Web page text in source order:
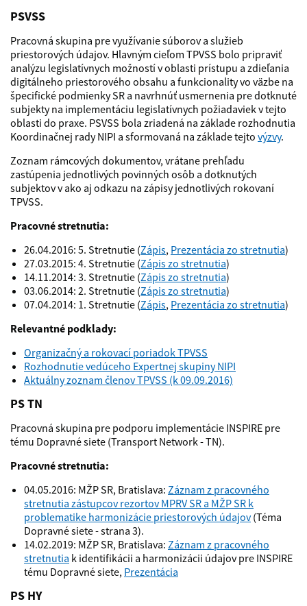
PSVSS
Pracovná skupina pre využívanie súborov a služieb
priestorových údajov. Hlavným cieľom TPVSS bolo pripraviť
analýzu legislatívnych možností v oblasti prístupu a zdieľania
digitálneho priestorového obsahu a funkcionality vo väzbe na
špecifické podmienky SR a navrhnúť usmernenia pre dotknuté
subjekty na implementáciu legislatívnych požiadaviek v tejto
oblasti do praxe. PSVSS bola zriadená na základe rozhodnutia
Koordinačnej rady NIPI a sformovaná na základe tejto výzvy.
Zoznam rámcových dokumentov, vrátane prehľadu
zastúpenia jednotlivých povinných osôb a dotknutých
subjektov v ako aj odkazu na zápisy jednotlivých rokovaní
TPVSS.
Pracovné stretnutia:
26.04.2016: 5. Stretnutie (Zápis, Prezentácia zo stretnutia)
27.03.2015: 4. Stretnutie (Zápis zo stretnutia)
14.11.2014: 3. Stretnutie (Zápis zo stretnutia)
03.06.2014: 2. Stretnutie (Zápis zo stretnutia)
07.04.2014: 1. Stretnutie (Zápis, Prezentácia zo stretnutia)
Relevantné podklady:
Organizačný a rokovací poriadok TPVSS
Rozhodnutie vedúceho Expertnej skupiny NIPI
Aktuálny zoznam členov TPVSS (k 09.09.2016)
PS TN
Pracovná skupina pre podporu implementácie INSPIRE pre
tému Dopravné siete (Transport Network - TN).
Pracovné stretnutia:
04.05.2016: MŽP SR, Bratislava: Záznam z pracovného
stretnutia zástupcov rezortov MPRV SR a MŽP SR k
problematike harmonizácie priestorových údajov(Téma
Dopravné siete - strana 3).
14.02.2019: MŽP SR, Bratislava: Záznam z pracovného
stretnutia k identifikácii a harmonizácii údajov pre INSPIRE
tému Dopravné siete, Prezentácia
PS HY